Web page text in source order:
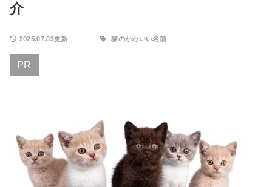
介
2025.07.03更新 猫のかわいい名前
PR